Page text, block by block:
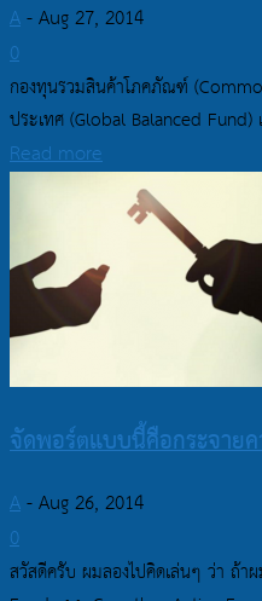
A-Aug 27, 2014
0
กองทุนรวมสินค้าโภคภัณฑ์
ประเทศ (Global Balanced Fund)
Read more
จัดพอร์ตแบบนี้คือกระจายค
A-Aug 26, 2014
0
สวัสดีครับ ผมลองไปคิดเล่นๆ ว่า ถ้